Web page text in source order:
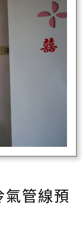
氣管線預